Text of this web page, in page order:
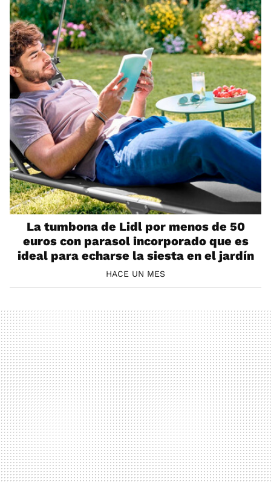
La tumbona de Lidl por menos de 50
euros con parasol incorporado que es
ideal para echarse la siesta en el jardín
HACE UN MES